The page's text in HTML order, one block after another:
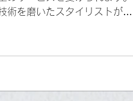
術を磨いたスタイリストが伺
。